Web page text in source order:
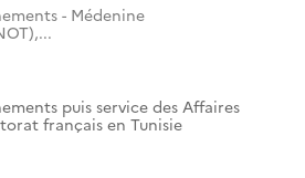
- Médenine
puis service des Affaires
français en Tunisie